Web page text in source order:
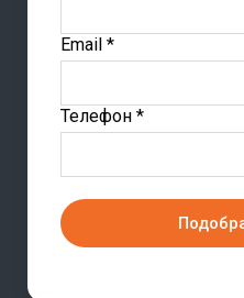
Email *
Телефон *